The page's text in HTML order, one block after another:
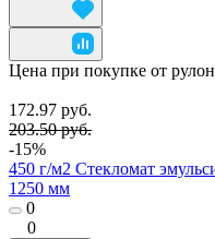
Цена при покупке от
172.97 руб.
203.50 руб.
-15%
450 г/м2 Стекломат
1250 мм
0
0